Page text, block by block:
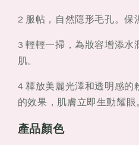
2 服帖，自然隱形毛孔。保
3 輕輕一掃，為妝容增添水
肌。
4 釋放美麗光澤和透明感的
的效果，肌膚立即生動耀眼
產品顏色